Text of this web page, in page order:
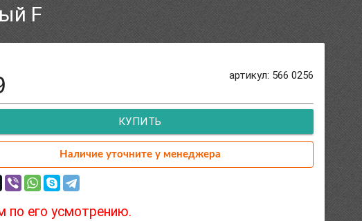
F
артикул: 566 0256
КУПИТЬ
Наличие уточните у менеджера
по его усмотрению.